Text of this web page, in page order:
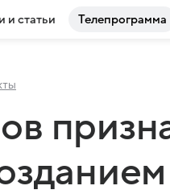
и статьи Телепрограмма